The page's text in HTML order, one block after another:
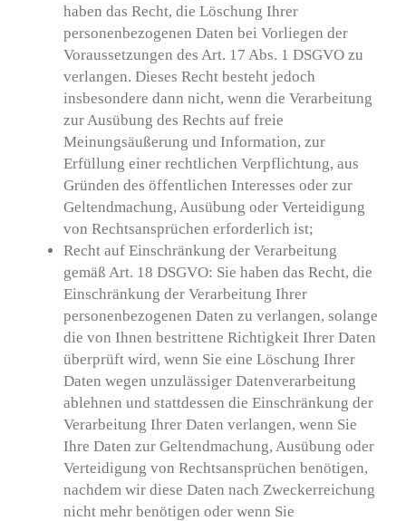
haben das Recht, die Löschung Ihrer
personenbezogenen Daten bei Vorliegen der
Voraussetzungen des Art. 17 Abs. 1 DSGVO zu
verlangen. Dieses Recht besteht jedoch
insbesondere dann nicht, wenn die Verarbeitung
zur Ausübung des Rechts auf freie
Meinungsäußerung und Information, zur
Erfüllung einer rechtlichen Verpflichtung, aus
Gründen des öffentlichen Interesses oder zur
Geltendmachung, Ausübung oder Verteidigung
von Rechtsansprüchen erforderlich ist;
Recht auf Einschränkung der Verarbeitung
gemäß Art. 18 DSGVO: Sie haben das Recht, die
Einschränkung der Verarbeitung Ihrer
personenbezogenen Daten zu verlangen, solange
die von Ihnen bestrittene Richtigkeit Ihrer Daten
überprüft wird, wenn Sie eine Löschung Ihrer
Daten wegen unzulässiger Datenverarbeitung
ablehnen und stattdessen die Einschränkung der
Verarbeitung Ihrer Daten verlangen, wenn Sie
Ihre Daten zur Geltendmachung, Ausübung oder
Verteidigung von Rechtsansprüchen benötigen,
nachdem wir diese Daten nach Zweckerreichung
nicht mehr benötigen oder wenn Sie